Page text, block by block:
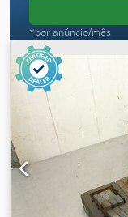
*por anúncio/mês